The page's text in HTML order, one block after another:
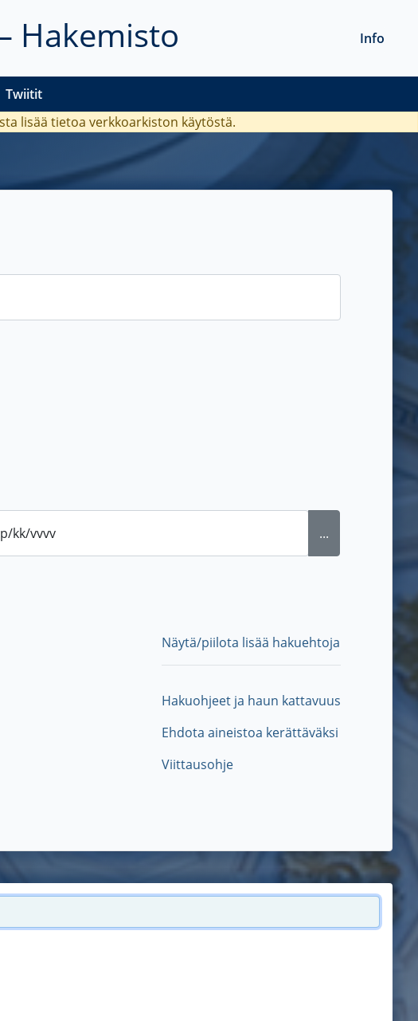
Hakemisto
Twiitit
Info
lisää tietoa verkkoarkiston käytöstä.
kk/vvvv ...
Näytä/piilota lisää hakuehtoja
Hakuohjeet ja haun kattavuus
Ehdota aineistoa kerättäväksi
Viittausohje